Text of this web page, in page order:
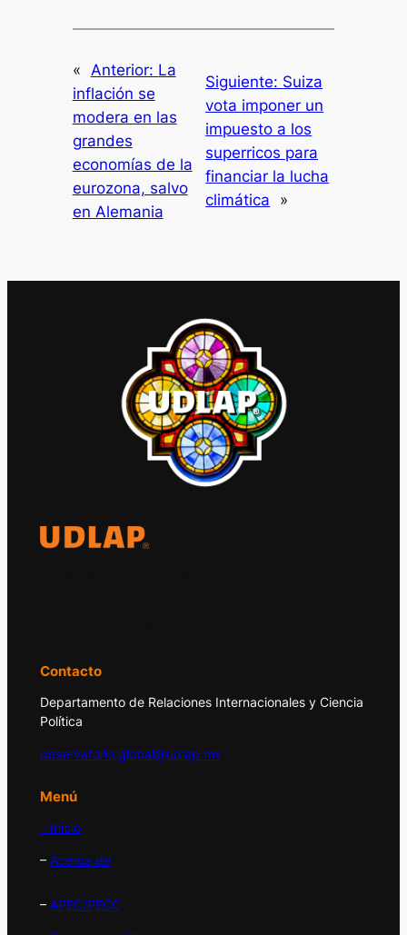
« Anterior: La
inflación se
modera en las
grandes
economías de la
eurozona, salvo
en Alemania
Siguiente: Suiza
vota imponer un
impuesto a los
superricos para
financiar la lucha
climática
»
Contacto
Departamento de Relaciones Internacionales y Ciencia
Política
observatorio.global@udlap.mx
Menú
– Inicio
– Acerca de
– APEC/PECC